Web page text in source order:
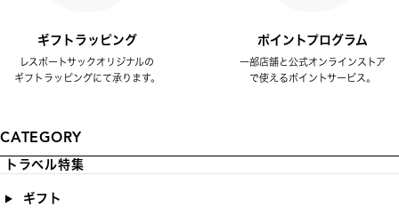
ギフトラッピング
レスポートサックオリジナルの
ギフトラッピングにて承ります。
ポイントプログラム
一部店舗と公式オンラインストア
で使えるポイントサービス。
CATEGORY
トラベル特集
ギフト